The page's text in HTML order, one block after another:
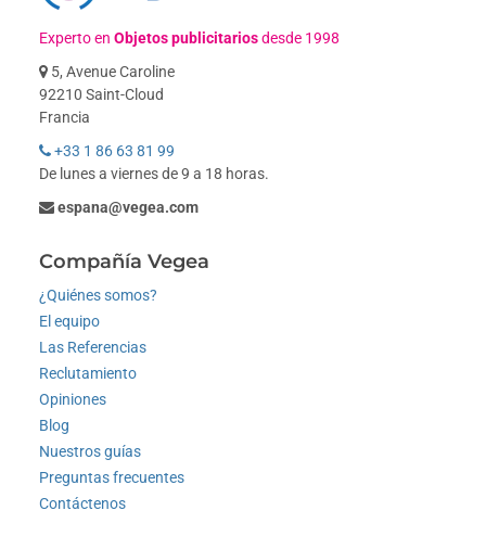
Experto enObjetos publicitariosdesde 1998
5, Avenue Caroline
92210 Saint-Cloud
Francia
+33 1 86 63 81 99
De lunes a viernes de 9 a 18 horas.
espana@vegea.com
Compañía Vegea
¿Quiénes somos?
El equipo
Las Referencias
Reclutamiento
Opiniones
Blog
Nuestros guías
Preguntas frecuentes
Contáctenos